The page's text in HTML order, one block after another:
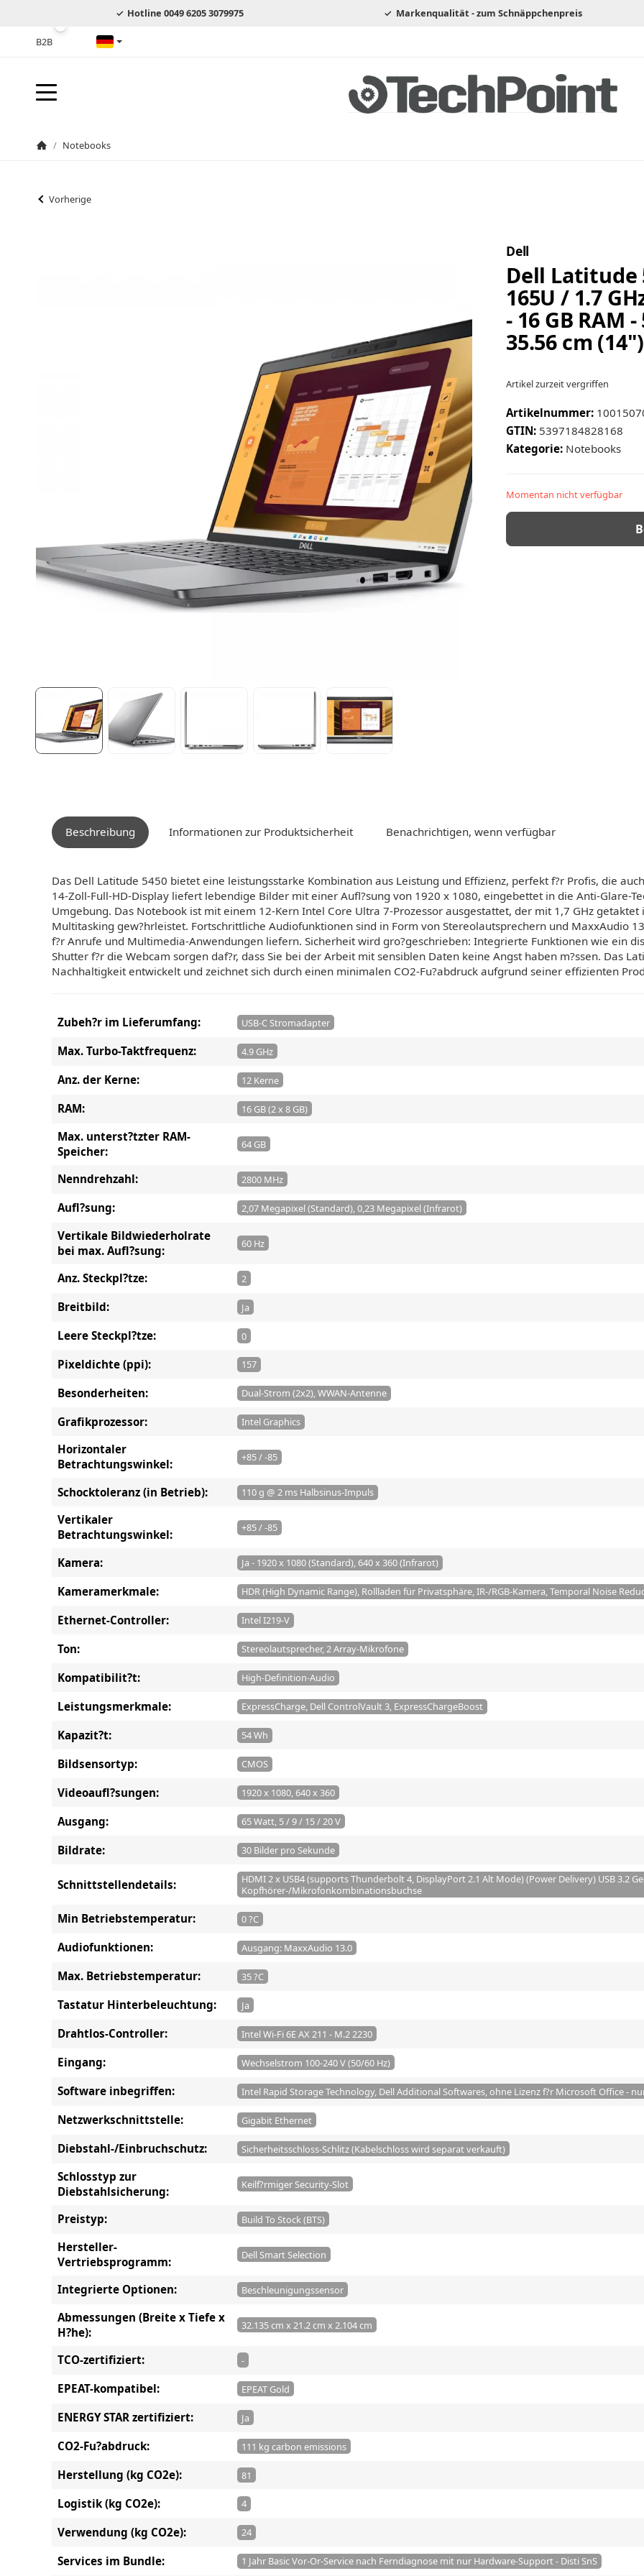
Hotline 0049 6205 3079975 Markenqualität - zum Schnäppchenpreis
B2B Deutsch
/ Notebooks
Vorherige
Dell
Dell Latitude
165U / 1.7
- 16 GB RAM -
35.56 cm (14")
Artikel zurzeit vergriffen
Artikelnummer:
GTIN: 5397184828168
Kategorie: Notebooks
Momentan nicht verfügbar
Beschreibung Informationen zur Produktsicherheit Benachrichtigen, wenn verfügbar
Das Dell Latitude 5450 bietet eine leistungsstarke Kombination aus Leistung und Effizienz, perfekt f?r Profis, die
14-Zoll-Full-HD-Display liefert lebendige Bilder mit einer Aufl?sung von 1920 x 1080, eingebettet in die Anti-Glare-
Umgebung. Das Notebook ist mit einem 12-Kern Intel Core Ultra 7-Prozessor ausgestattet, der mit 1,7 GHz
Multitasking gew?hrleistet. Fortschrittliche Audiofunktionen sind in Form von Stereolautsprechern und MaxxAudio
f?r Anrufe und Multimedia-Anwendungen liefern. Sicherheit wird gro?geschrieben: Integrierte Funktionen wie ein
Shutter f?r die Webcam sorgen daf?r, dass Sie bei der Arbeit mit sensiblen Daten keine Angst haben m?ssen. Das
Nachhaltigkeit entwickelt und zeichnet sich durch einen minimalen CO2-Fu?abdruck aufgrund seiner effizienten
Zubeh?r im Lieferumfang: USB-C Stromadapter
Max. Turbo-Taktfrequenz: 4.9 GHz
Anz. der Kerne: 12 Kerne
RAM: 16 GB (2 x 8 GB)
Max. unterst?tzter RAM-
Speicher:
64 GB
Nenndrehzahl: 2800 MHz
Aufl?sung: 2,07 Megapixel (Standard), 0,23 Megapixel (Infrarot)
Vertikale Bildwiederholrate
bei max. Aufl?sung:
60 Hz
Anz. Steckpl?tze: 2
Breitbild: Ja
Leere Steckpl?tze: 0
Pixeldichte (ppi): 157
Besonderheiten: Dual-Strom (2x2), WWAN-Antenne
Grafikprozessor: Intel Graphics
Horizontaler
Betrachtungswinkel:
+85 / -85
Schocktoleranz (in Betrieb): 110 g @ 2 ms Halbsinus-Impuls
Vertikaler
Betrachtungswinkel:
+85 / -85
Kamera: Ja - 1920 x 1080 (Standard), 640 x 360 (Infrarot)
Kameramerkmale: HDR (High Dynamic Range), Rollladen für Privatsphäre, IR-/RGB-Kamera, Temporal Noise
Ethernet-Controller: Intel I219-V
Ton: Stereolautsprecher, 2 Array-Mikrofone
Kompatibilit?t: High-Definition-Audio
Leistungsmerkmale: ExpressCharge, Dell ControlVault 3, ExpressChargeBoost
Kapazit?t: 54 Wh
Bildsensortyp: CMOS
Videoaufl?sungen: 1920 x 1080, 640 x 360
Ausgang: 65 Watt, 5 / 9 / 15 / 20 V
Bildrate: 30 Bilder pro Sekunde
Schnittstellendetails:
HDMI 2 x USB4 (supports Thunderbolt 4, DisplayPort 2.1 Alt Mode) (Power Delivery) USB 3.2
Kopfhörer-/Mikrofonkombinationsbuchse
Min Betriebstemperatur: 0 ?C
Audiofunktionen: Ausgang: MaxxAudio 13.0
Max. Betriebstemperatur: 35 ?C
Tastatur Hinterbeleuchtung: Ja
Drahtlos-Controller: Intel Wi-Fi 6E AX 211 - M.2 2230
Eingang: Wechselstrom 100-240 V (50/60 Hz)
Software inbegriffen: Intel Rapid Storage Technology, Dell Additional Softwares, ohne Lizenz f?r Microsoft Office -
Netzwerkschnittstelle: Gigabit Ethernet
Diebstahl-/Einbruchschutz: Sicherheitsschloss-Schlitz (Kabelschloss wird separat verkauft)
Schlosstyp zur
Diebstahlsicherung:
Keilf?rmiger Security-Slot
Preistyp: Build To Stock (BTS)
Hersteller-
Vertriebsprogramm:
Dell Smart Selection
Integrierte Optionen: Beschleunigungssensor
Abmessungen (Breite x Tiefe x
H?he):
32.135 cm x 21.2 cm x 2.104 cm
TCO-zertifiziert: -
EPEAT-kompatibel: EPEAT Gold
ENERGY STAR zertifiziert: Ja
CO2-Fu?abdruck: 111 kg carbon emissions
Herstellung (kg CO2e): 81
Logistik (kg CO2e): 4
Verwendung (kg CO2e): 24
Services im Bundle: 1 Jahr Basic Vor-Or-Service nach Ferndiagnose mit nur Hardware-Support - Disti SnS